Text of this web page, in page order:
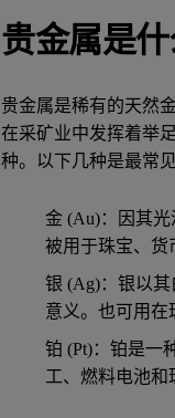
贵金属是什
贵金属是稀有的天然
在采矿业中发挥着举
种。以下几种是最常见
金 (Au)：因其
被用于珠宝、货
银 (Ag)：银以
意义。也可用在
铂 (Pt)：铂是一
工、燃料电池和